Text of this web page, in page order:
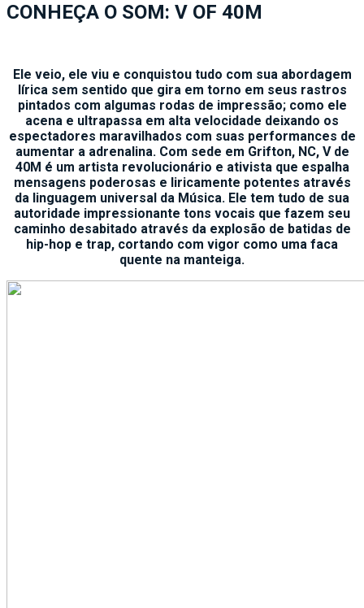
CONHEÇA O SOM: V OF 40M
Ele veio, ele viu e conquistou tudo com sua abordagem
lírica sem sentido que gira em torno em seus rastros
pintados com algumas rodas de impressão; como ele
acena e ultrapassa em alta velocidade deixando os
espectadores maravilhados com suas performances de
aumentar a adrenalina. Com sede em Grifton, NC, V de
40M é um artista revolucionário e ativista que espalha
mensagens poderosas e liricamente potentes através
da linguagem universal da Música. Ele tem tudo de sua
autoridade impressionante tons vocais que fazem seu
caminho desabitado através da explosão de batidas de
hip-hop e trap, cortando com vigor como uma faca
quente na manteiga.